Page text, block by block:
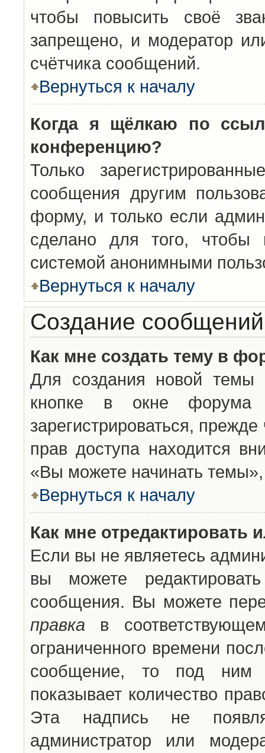
чтобы повысить своё
запрещено, и модератор
счётчика сообщений.
Вернуться к началу
Когда я щёлкаю по
конференцию?
Только
сообщения другим
форму, и только если
сделано для того, чтобы
системой анонимными
Вернуться к началу
Создание сообщений
Как мне создать тему в
Для создания новой темы
кнопке в окне
зарегистрироваться,
прав доступа находится
«Вы можете начинать
Вернуться к началу
Как мне отредактировать
Если вы не являетесь
вы можете
сообщения. Вы можете
правка в
ограниченного времени
сообщение, то под ним
показывает количество
Эта надпись не
администратор или